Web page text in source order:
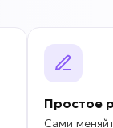
Простое
Сами